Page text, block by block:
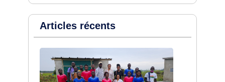
Articles récents